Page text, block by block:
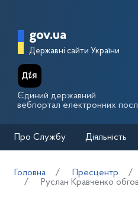
Головна
gov.ua
Державні сайти України
Єдиний державний
вебпортал електронних
Про Службу Діяльність
Головна Пресцентр
Руслан Кравченко